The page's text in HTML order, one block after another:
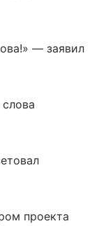
— заявил
проекта